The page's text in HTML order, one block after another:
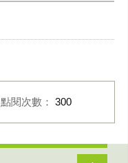
點閱次數： 300